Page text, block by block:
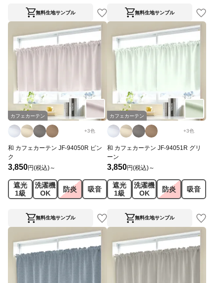
無料生地サンプル 無料生地サンプル
カフェカーテン
+3色
和 カフェカーテン JF-94050R ピン
ク
3,850円(税込)～
遮光
1級
洗濯機
OK
防炎 吸音
無料生地サンプル
カフェカーテン
+3色
和 カフェカーテン JF-94051R グリ
ーン
3,850円(税込)～
遮光
1級
洗濯機
OK
防炎 吸音
無料生地サンプル